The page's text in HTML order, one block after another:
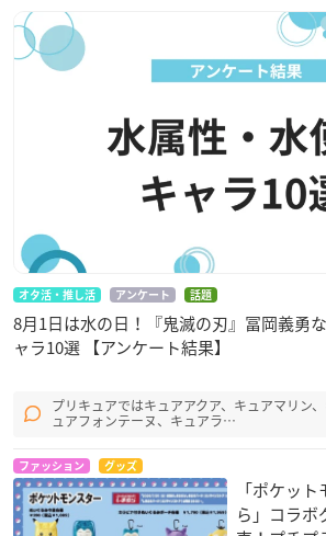
オタ活・推し活 アンケート 話題
8月1日は水の日！『鬼滅の刃』冨岡義勇
ャラ10選 【アンケート結果】
プリキュアではキュアアクア、キュアマリン
ュアフォンテーヌ、キュアラ…
ファッション グッズ
「ポケッ
ら」コラボ